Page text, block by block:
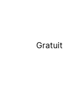
Gratuit